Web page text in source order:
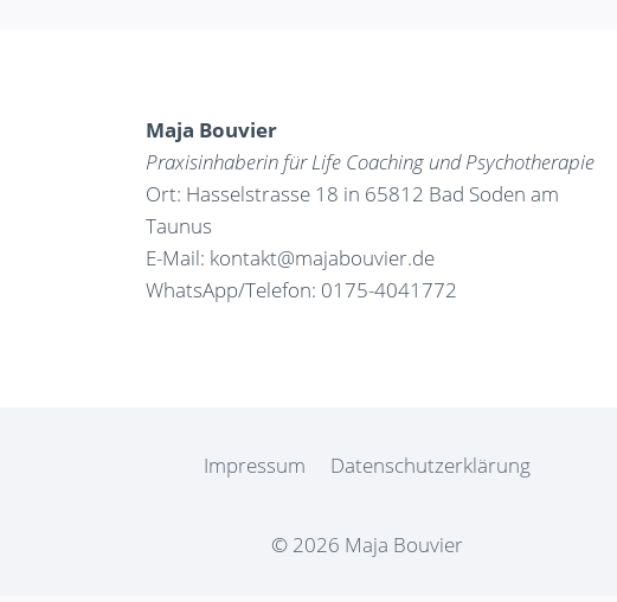
Maja Bouvier
Praxisinhaberin für Life Coaching und Psychotherapie
Ort: Hasselstrasse 18 in 65812 Bad Soden am
Taunus
E-Mail: kontakt@majabouvier.de
WhatsApp/Telefon: 0175-4041772
Impressum Datenschutzerklärung
© 2026 Maja Bouvier